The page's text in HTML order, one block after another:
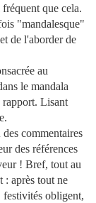
que cela.
"mandalesque"
de l'aborder de
au
le mandala
rapport. Lisant
commentaires
des références
! Bref, tout au
: après tout ne
festivités obligent,